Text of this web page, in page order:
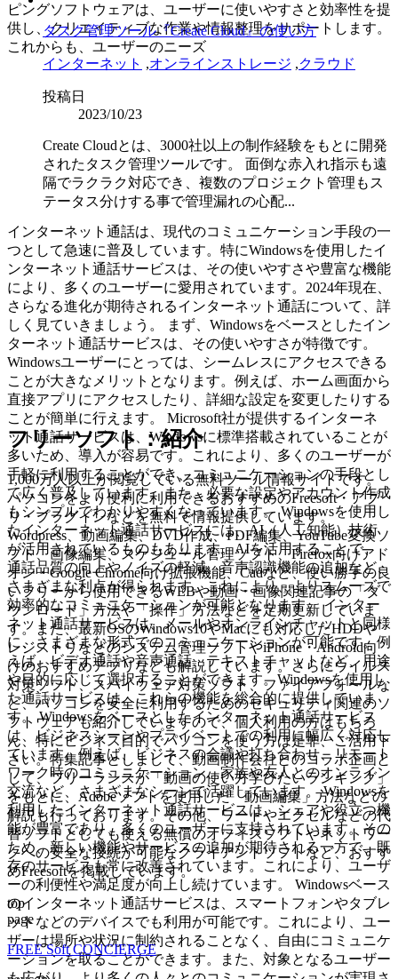
ピングソフトウェアは、ユーザーに使いやすさと効率性を提
供し、クリエイティブな作業や情報整理をサポートします。
これからも、ユーザーのニーズ
インターネット通話は、現代のコミュニケーション手段の一
つとして急速に普及しています。特にWindowsを使用したイ
ンターネット通話サービスは、その使いやすさや豊富な機能
により、多くのユーザーに愛用されています。2024年現在、
さらなる進化が期待されるインターネット通話について、詳
しく見ていきましょう。 まず、Windowsをベースとしたイン
ターネット通話サービスは、その使いやすさが特徴です。
Windowsユーザーにとっては、シームレスにアクセスできる
ことが大きなメリットとなります。例えば、ホーム画面から
直接アプリにアクセスしたり、詳細な設定を変更したりする
ことが簡単に行えます。 Microsoft社が提供するインターネ
ット通話サービスは、Windowsに標準搭載されていることが
多いため、導入が容易です。これにより、多くのユーザーが
手軽に利用することができ、コミュニケーションの手段とし
て広く普及しています。また、必要な設定やアカウント作成
もシンプルでわかりやすくなっています。 Windowsを使用し
たインターネット通話サービスには、AI（人工知能）技術
が活用されているものもあります。AIを活用することで、
通話品質の向上やノイズの軽減、音声認識機能の追加など、
さまざまな利点が得られます。これにより、よりスムーズで
効率的なコミュニケーションが可能となります。 インター
ネット通話サービスは、メールやオンラインチャットと同様
に、さまざまな形式でのコミュニケーションが可能です。例
えば、ビデオ通話や音声通話、テキストチャットなど、用途
や目的に応じて選択することができます。Windowsを使用し
た通話サービスは、これらの機能を総合的に提供していま
す。 Windowsをベースとしたインターネット通話サービス
は、ビジネスシーンやプライベートでの利用に幅広く対応し
ています。例えば、ビジネスの会議や打ち合わせ、リモート
ワーク時のコミュニケーション、家族や友人とのオンライン
交流など、さまざまなシーンで活躍しています。 Windowsを
利用したインターネット通話サービスは、シェアや役立つ機
能が豊富であり、多くのユーザーに支持されています。その
ため、新しい機能やサービスの追加が期待される一方で、既
存のサービスも常に改善されています。これにより、ユーザ
ーの利便性や満足度が向上し続けています。 Windowsベース
のインターネット通話サービスは、スマートフォンやタブレ
ットなどのデバイスでも利用が可能です。これにより、ユー
ザーは場所や状況に制約されることなく、自由にコミュニケ
ーションを取ることができます。また、対象となるユーザー
タスク管理ツール『Create Cloud』の使い方
インターネット ,オンラインストレージ ,クラウド
投稿日
2023/10/23
Create Cloudとは、3000社以上の制作経験をもとに開発
されたタスク管理ツールです。 面倒な赤入れ指示も遠
隔でラクラク対応でき、複数のプロジェクト管理もス
テータス分けする事で管理漏れの心配...
フリーソフト：紹介
1,000万人以上が閲覧している無料ツール情報サイトです。
パソコンをより便利に利用できるおすすめのFreesoft・アプ
リ・プラグインなどを無料で情報提供しています。
Wordpress、動画編集、DVD作成、PDF編集、YouTube変換ソ
フト、画像編集、スケジュール管理ソフト、Firefox向けアド
オン・Google Chrome向け拡張機能、Cadなど、使い勝手の良
いフリーから使用できるWEBや動画・画像関連記事の「ダ
ウンロード」方法や「操作」方法などを定期更新していま
す。また、最新OSのWindows10やMacにも対応したHDDや
レジストリなどのシステム管理ソフトやiPhone・Android向
けのおすすめアプリなども解説しています。さらにウイルス
対策ソフト、スパイウェア対策ソフト、ファイアフォールな
ど、パソコンを安全に利用するためのセキュリティ関連のソ
フトウェアも紹介していますので、個人利用の方はもちろ
ん、特にビジネス目的でパソコンを使う方は是非、ご活用下
さい。特集記事としまして、動画制作会社とのコラボ企画と
して、フリーランスが「動画の使い方学びたいランキング」
をもとに、Adobeソフトを使用した「動画編集」方法などの
解説も行っております。その他、ワードやエクセルなどの代
替ソフトとしても使える無償のオフィスソフトやネットワー
クへの安全な接続が可能なクライアントソフトなど、おすす
めFreesoftを掲載しています。
top
page
FREE Soft CONCIERGE